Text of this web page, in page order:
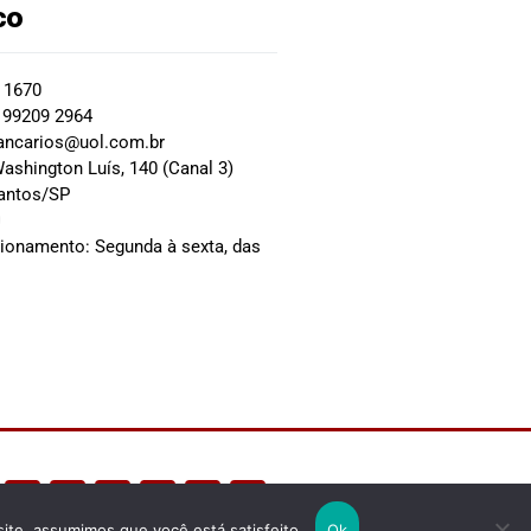
2964
Luís, 140 (Canal 3)
SP
Segunda à sexta, das